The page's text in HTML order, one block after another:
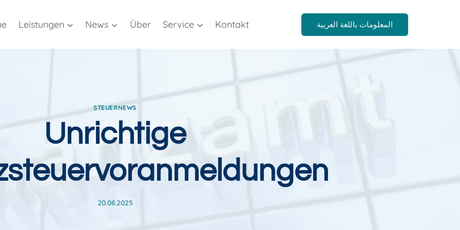
Leistungen News Über Service Kontakt المعلومات باللغة العربية
STEUERNEWS
Unrichtige
20.08.2025